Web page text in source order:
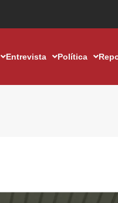
Entrevista Política